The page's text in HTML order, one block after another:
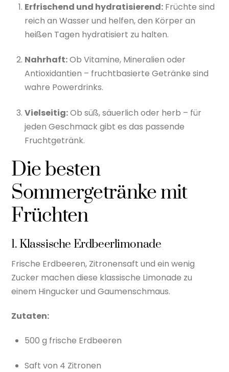
Erfrischend und hydratisierend: Früchte sind
reich an Wasser und helfen, den Körper an
heißen Tagen hydratisiert zu halten.
Nahrhaft:Ob Vitamine, Mineralien oder
Antioxidantien – fruchtbasierte Getränke sind
wahre Powerdrinks.
Vielseitig:Ob süß, säuerlich oder herb – für
jeden Geschmack gibt es das passende
Fruchtgetränk.
Die besten
Sommergetränke mit
Früchten
1. Klassische Erdbeerlimonade
Frische Erdbeeren, Zitronensaft und ein wenig
Zucker machen diese klassische Limonade zu
einem Hingucker und Gaumenschmaus.
Zutaten:
500 g frische Erdbeeren
Saft von 4 Zitronen